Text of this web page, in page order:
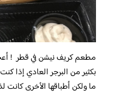
مطعم كريف نيشن في قطر !
بكثير من البرجر العادي إذا
ما ولكن أطباقها الأخرى كانت